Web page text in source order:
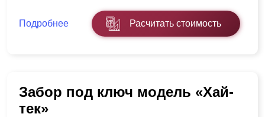
Подробнее Расчитать стоимость
Забор под ключ модель «Хай-
тек»